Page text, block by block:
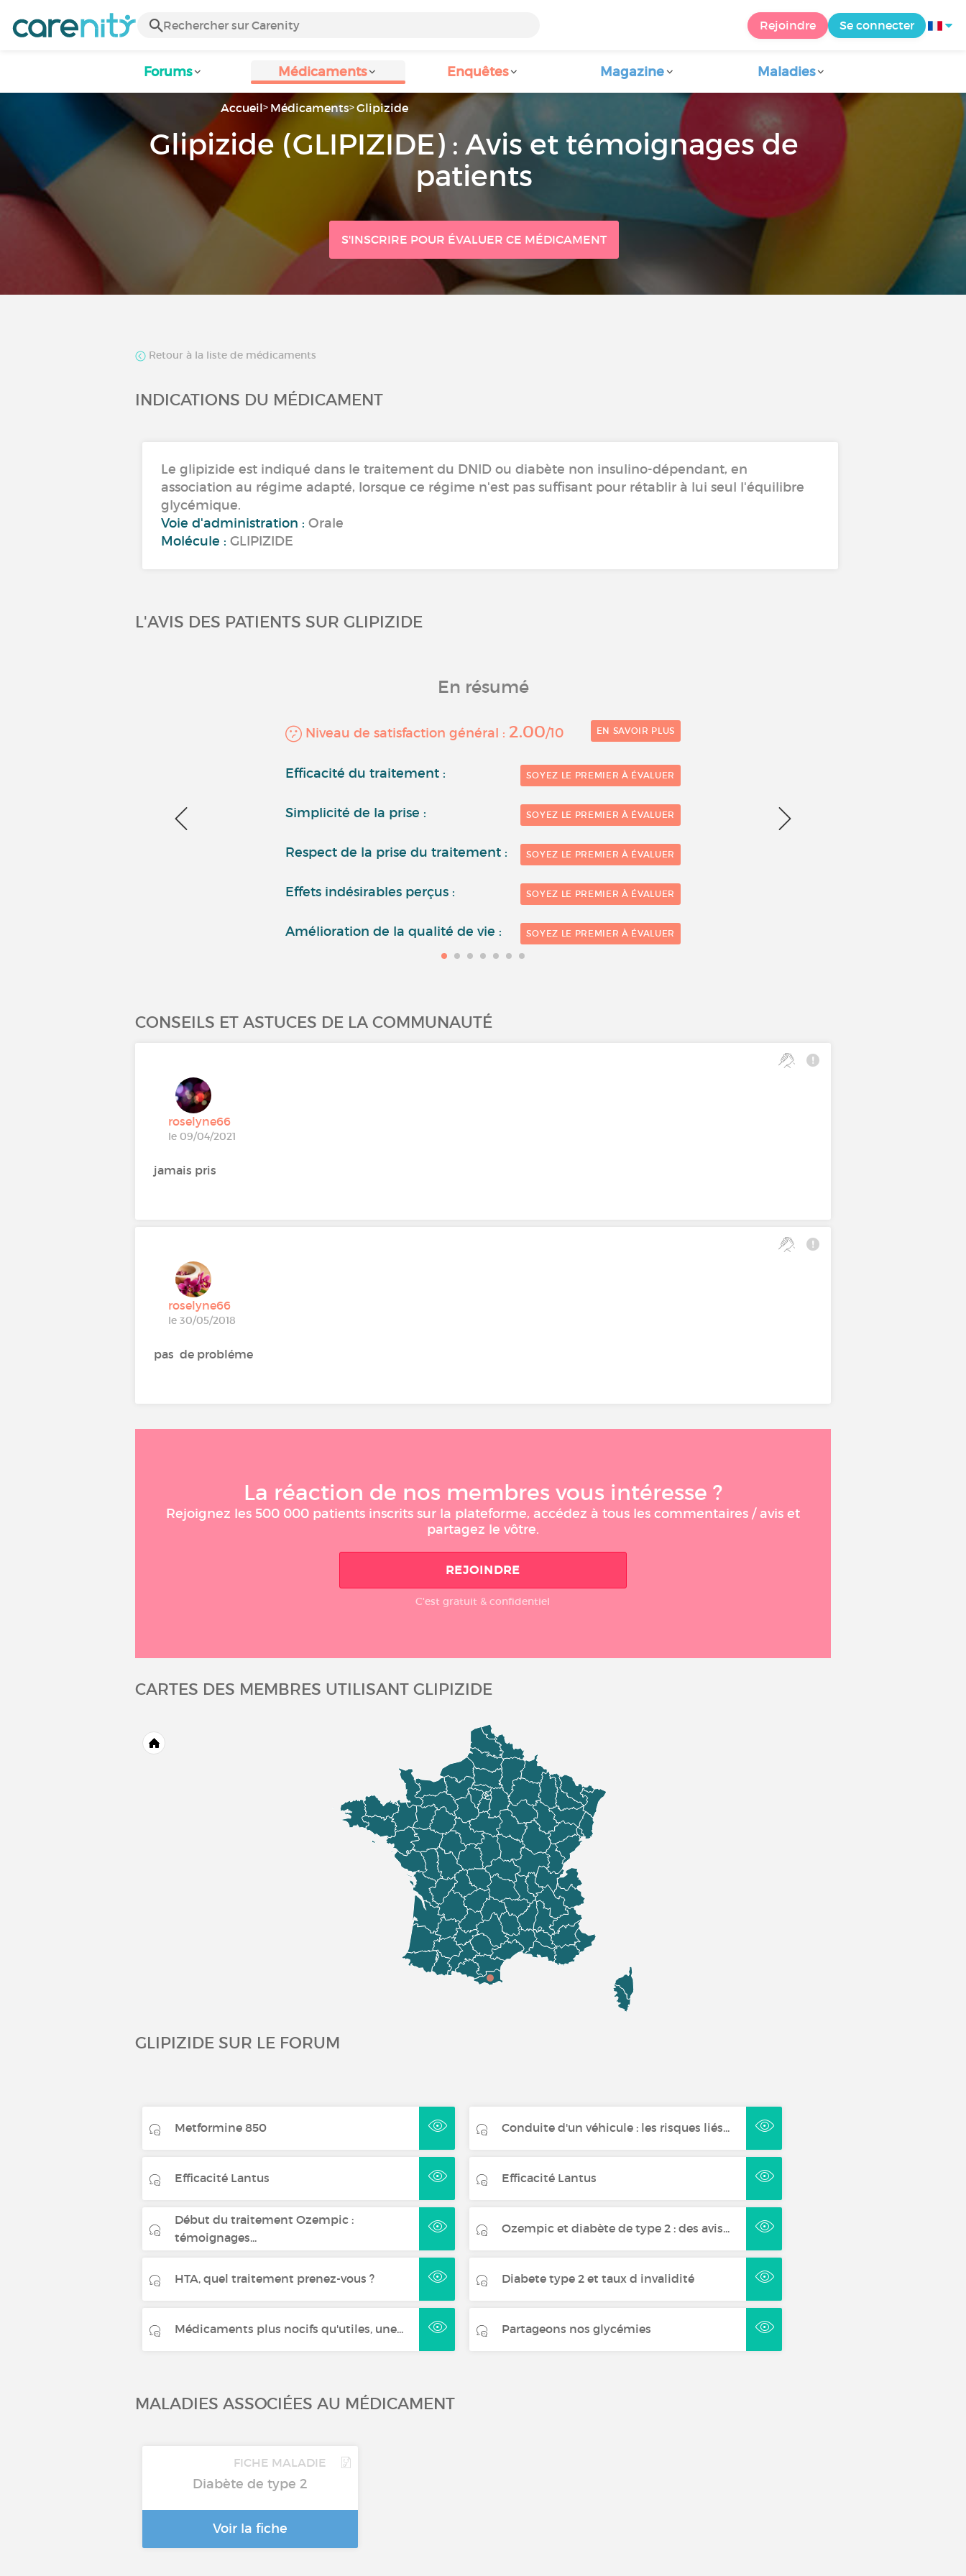
Rejoindre Se connecter
Forums Médicaments Enquêtes Magazine Maladies
Accueil Médicaments Glipizide
Glipizide (GLIPIZIDE) : Avis et témoignages de
patients
S'INSCRIRE POUR ÉVALUER CE MÉDICAMENT
Retour à la liste de médicaments
INDICATIONS DU MÉDICAMENT
Le glipizide est indiqué dans le traitement du DNID ou diabète non insulino-dépendant, en
association au régime adapté, lorsque ce régime n'est pas suffisant pour rétablir à lui seul l'équilibre
glycémique.
Voie d'administration : Orale
Molécule : GLIPIZIDE
L'AVIS DES PATIENTS SUR GLIPIZIDE
En résumé
Niveau de satisfaction général : 2.00/10 EN SAVOIR PLUS
Efficacité du traitement : SOYEZ LE PREMIER À ÉVALUER
Simplicité de la prise : SOYEZ LE PREMIER À ÉVALUER
Respect de la prise du traitement : SOYEZ LE PREMIER À ÉVALUER
Effets indésirables perçus : SOYEZ LE PREMIER À ÉVALUER
Amélioration de la qualité de vie : SOYEZ LE PREMIER À ÉVALUER
CONSEILS ET ASTUCES DE LA COMMUNAUTÉ
roselyne66
le 09/04/2021
jamais pris
roselyne66
le 30/05/2018
pas de probléme
La réaction de nos membres vous intéresse ?
Rejoignez les 500 000 patients inscrits sur la plateforme, accédez à tous les commentaires / avis et
partagez le vôtre.
REJOINDRE
C'est gratuit & confidentiel
CARTES DES MEMBRES UTILISANT GLIPIZIDE
GLIPIZIDE SUR LE FORUM
Metformine 850 Conduite d'un véhicule : les risques liés...
Efficacité Lantus Efficacité Lantus
Début du traitement Ozempic :
témoignages...
Ozempic et diabète de type 2 : des avis...
HTA, quel traitement prenez-vous ? Diabete type 2 et taux d invalidité
Médicaments plus nocifs qu'utiles, une... Partageons nos glycémies
MALADIES ASSOCIÉES AU MÉDICAMENT
FICHE MALADIE
Diabète de type 2
Voir la fiche